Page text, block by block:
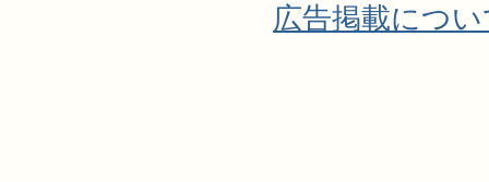
広告掲載につ